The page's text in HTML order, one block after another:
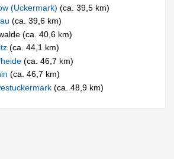
(Uckermark)(ca. 39,5 km)
(ca. 39,6 km)
(ca. 40,6 km)
(ca. 44,1 km)
(ca. 46,7 km)
(ca. 46,7 km)
(ca. 48,9 km)